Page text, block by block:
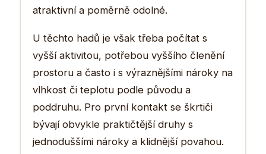
atraktivní a poměrně odolné.
U těchto hadů je však třeba počítat s
vyšší aktivitou, potřebou vyššího členění
prostoru a často i s výraznějšími nároky na
vlhkost či teplotu podle původu a
poddruhu. Pro první kontakt se škrtiči
bývají obvykle praktičtější druhy s
jednoduššími nároky a klidnější povahou.